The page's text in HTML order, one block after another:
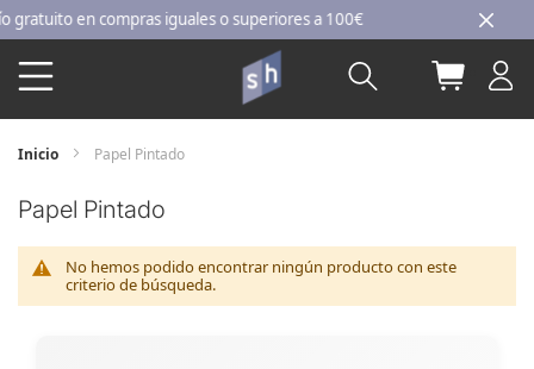
Ir
al
contenido
en compras iguales o superiores a 100€
Buscar Mi
Inicio Papel Pintado
Papel Pintado
No hemos podido encontrar ningún producto con este
criterio de búsqueda.